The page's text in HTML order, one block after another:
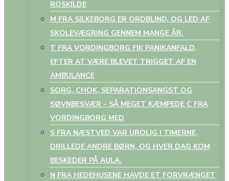
ROSKILDE
M FRA SILKEBORG ER ORDBLIND, OG LED AF
SKOLEVÆGRING GENNEM MANGE ÅR.
T FRA VORDINGBORG FIK PANIKANFALD,
EFTER AT VÆRE BLEVET TRIGGET AF EN
AMBULANCE
SORG, CHOK, SEPARATIONSANGST OG
SØVNBESVÆR – SÅ MEGET KÆMPEDE C FRA
VORDINGBORG MED
S FRA NÆSTVED VAR UROLIG I TIMERNE,
DRILLEDE ANDRE BØRN, OG HVER DAG KOM
BESKEDER PÅ AULA.
N FRA HEDEHUSENE HAVDE ET FORVRÆNGET